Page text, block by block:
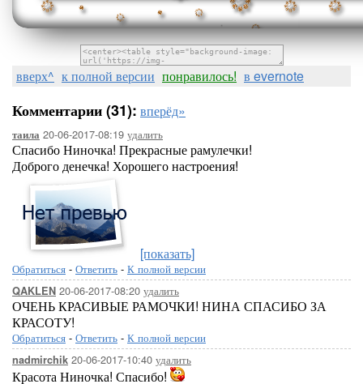
вверх^ к полной версии понравилось! в evernote
Комментарии (31): вперёд»
таила 20-06-2017-08:19 удалить
Спасибо Ниночка! Прекрасные рамулечки!
Доброго денечка! Хорошего настроения!
[показать]
Обратиться - Ответить - К полной версии
QAKLEN 20-06-2017-08:20 удалить
ОЧЕНЬ КРАСИВЫЕ РАМОЧКИ! НИНА СПАСИБО ЗА
КРАСОТУ!
Обратиться - Ответить - К полной версии
nadmirchik 20-06-2017-10:40 удалить
Красота Ниночка! Спасибо!